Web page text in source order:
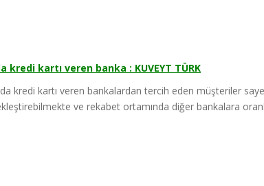
kredi kartı veren banka : KUVEYT TÜRK
kredi kartı veren bankalardan tercih eden müşteriler
ve rekabet ortamında diğer bankalara